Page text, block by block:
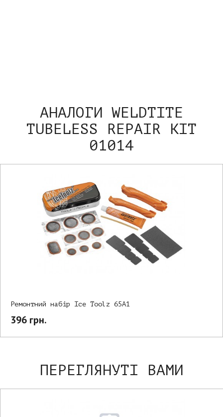
АНАЛОГИ WELDTITE
TUBELESS REPAIR KIT
01014
Ремонтний набір Ice Toolz 65A1
396 грн.
ПЕРЕГЛЯНУТІ ВАМИ